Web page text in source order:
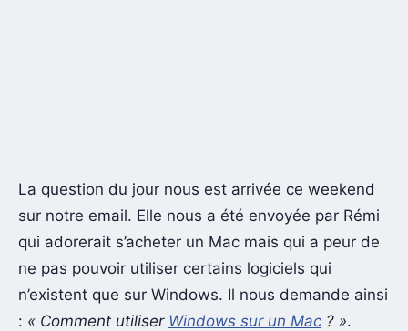
La question du jour nous est arrivée ce weekend
sur notre email. Elle nous a été envoyée par Rémi
qui adorerait s’acheter un Mac mais qui a peur de
ne pas pouvoir utiliser certains logiciels qui
n’existent que sur Windows. Il nous demande ainsi
: « Comment utiliser Windows sur un Mac ? ».